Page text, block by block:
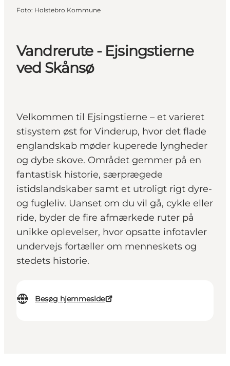
Vandrerute - Ejsingstierne
ved Skånsø
Velkommen til Ejsingstierne – et varieret
stisystem øst for Vinderup, hvor det flade
englandskab møder kuperede lyngheder
og dybe skove. Området gemmer på en
fantastisk historie, særprægede
istidslandskaber samt et utroligt rigt dyre-
og fugleliv. Uanset om du vil gå, cykle eller
ride, byder de fire afmærkede ruter på
unikke oplevelser, hvor opsatte infotavler
undervejs fortæller om menneskets og
stedets historie.
Besøg hjemmeside
Foto: Holstebro Kommune